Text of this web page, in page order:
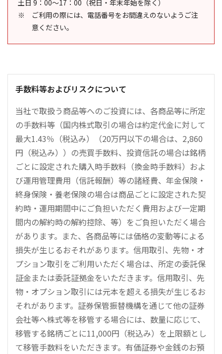
土日 9：00～17：00（祝日・年末年始を除く）
ご利用の際には、電話番号をお間違えのないようご注
意ください。
手数料等およびリスクについて
当社で取扱う商品等へのご投資には、各商品等に所定
の手数料等（国内株式取引の場合は約定代金に対して
最大1.43％（税込み）（20万円以下の場合は、2,860
円（税込み））の売買手数料、投資信託の場合は銘柄
ごとに設定された購入時手数料（換金時手数料）およ
び運用管理費用（信託報酬）等の諸経費、年金保険・
終身保険・養老保険の場合は商品ごとに設定された契
約時・運用期間中にご負担いただく費用および一定期
間内の解約時の解約控除、等）をご負担いただく場合
があります。また、各商品等には価格の変動等による
損失が生じるおそれがあります。信用取引、先物・オ
プション取引をご利用いただく場合は、所定の委託保
証金または委託証拠金をいただきます。信用取引、先
物・オプション取引には元本を超える損失が生じるお
それがあります。証券保管振替機構を通じて他の証券
会社等へ株式等を移管する場合には、数量に応じて、
移管する銘柄ごとに11,000円（税込み）を上限額とし
て移管手数料をいただきます。有価証券や金銭のお預